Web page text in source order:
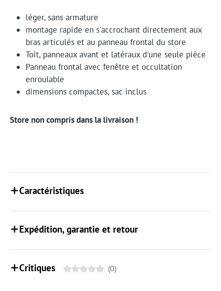
léger, sans armature
montage rapide en s'accrochant directement aux
bras articulés et au panneau frontal du store
Toit, panneaux avant et latéraux d'une seule pièce
Panneau frontal avec fenêtre et occultation
enroulable
dimensions compactes, sac inclus
Store non compris dans la livraison !
Caractéristiques
Expédition, garantie et retour
Critiques (0)